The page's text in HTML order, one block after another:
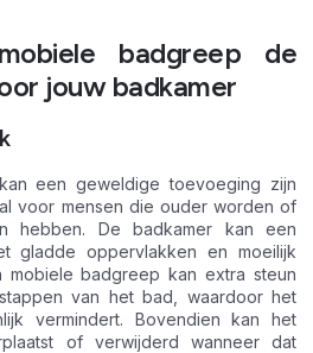
badgreep de
jouw badkamer
een geweldige toevoeging zijn
voor mensen die ouder worden of
hebben. De badkamer kan een
gladde oppervlakken en moeilijk
mobiele badgreep kan extra steun
van het bad, waardoor het
vermindert. Bovendien kan het
of verwijderd wanneer dat